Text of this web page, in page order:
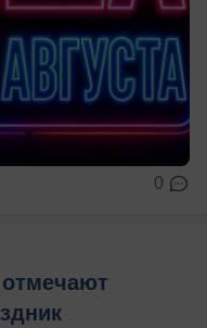
0